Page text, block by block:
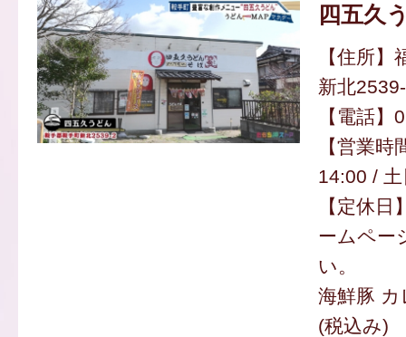
四五久
【住所
新北
【電話
【営業
14:00 /
【定休
ームペー
い。
海鮮豚
(税込み)